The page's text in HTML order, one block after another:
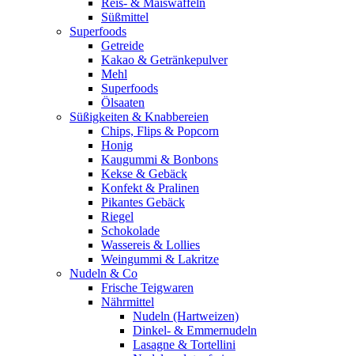
Reis- & Maiswaffeln
Süßmittel
Superfoods
Getreide
Kakao & Getränkepulver
Mehl
Superfoods
Ölsaaten
Süßigkeiten & Knabbereien
Chips, Flips & Popcorn
Honig
Kaugummi & Bonbons
Kekse & Gebäck
Konfekt & Pralinen
Pikantes Gebäck
Riegel
Schokolade
Wassereis & Lollies
Weingummi & Lakritze
Nudeln & Co
Frische Teigwaren
Nährmittel
Nudeln (Hartweizen)
Dinkel- & Emmernudeln
Lasagne & Tortellini